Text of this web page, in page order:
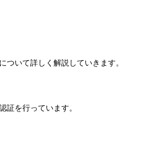
ついて詳しく解説していきます。
証を行っています。